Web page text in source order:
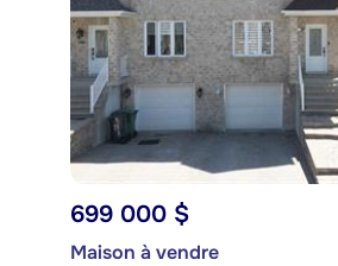
699 000 $
Maison à vendre